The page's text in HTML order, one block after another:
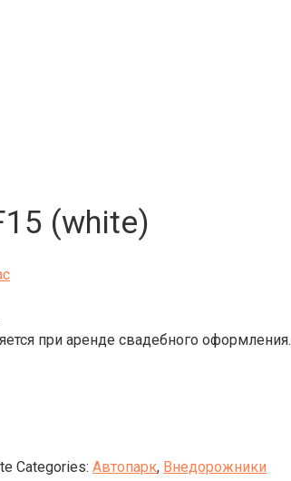
(white)
при аренде свадебного оформления.
Categories: Автопарк, Внедорожники